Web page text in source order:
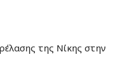
της Νίκης στην